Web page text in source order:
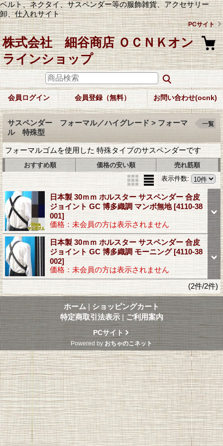
ベルト、ネクタイ、サスペンダー等の服飾雑貨、アクセサリー
卸、仕入れサイト
PCサイト
株式会社 細谷商店 ＯＣＮＫオン
ラインショップ
会員ログイン 会員登録（無料） お問い合わせ(ocnk)
サスペンダー フォーマル／ハイグレード > フォーマ
ル 特殊型
フォーマルゴムを使用した 特殊タイプのサスペンダーです
一覧
おすすめ順 価格の安い順
売れ筋順
表示件数:
日本製 30ｍｍ ホルスター サスペンダー 合皮
ジョイント GC 博多織調 マンボ無地[4110-38
001]
価格：未会員の方は表示されません
日本製 30ｍｍ ホルスター サスペンダー 合皮
ジョイント GC 博多織調 モーニング[4110-38
002]
価格：未会員の方は表示されません
(2件/2件)
ホーム | ショッピングカート
特定商取引法表示 | ご利用案内
PCサイト
Powered by おちゃのこネット